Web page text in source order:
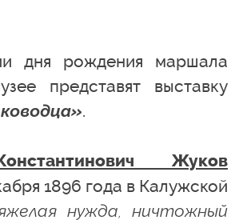
дня рождения маршала
представят выставку
.
Жуков
1896 года в Калужской
нужда, ничтожный